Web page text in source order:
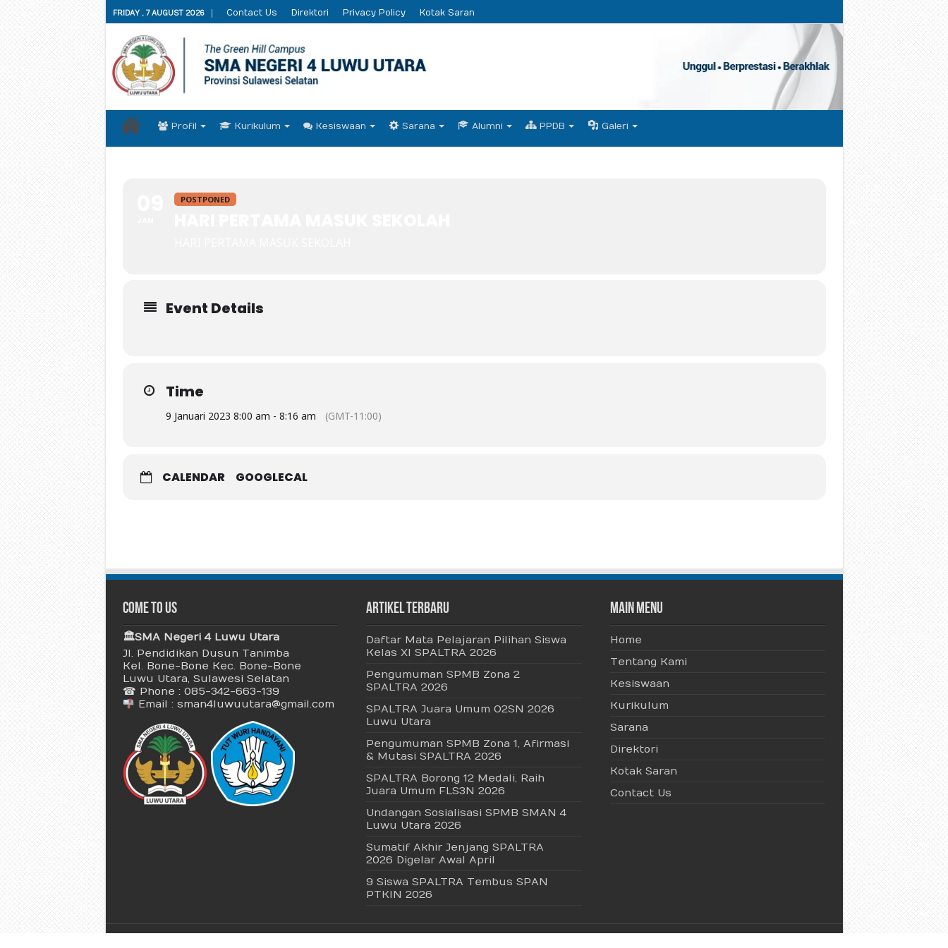
FRIDAY , 7 AUGUST 2026 Contact Us Direktori Privacy Policy Kotak Saran
Profil Kurikulum Kesiswaan Sarana Alumni PPDB Galeri
POSTPONED
Event Details
Time
9 Januari 2023 8:00 am - 8:16 am (GMT-11:00)
CALENDAR GOOGLECAL
Come To Us
🏛 SMA Negeri 4 Luwu Utara
Jl. Pendidikan Dusun Tanimba
Kel. Bone-Bone Kec. Bone-Bone
Luwu Utara, Sulawesi Selatan
☎ Phone : 085-342-663-139
Email : sman4luwuutara@gmail.com
Artikel Terbaru
Daftar Mata Pelajaran Pilihan Siswa
Kelas XI SPALTRA 2026
Pengumuman SPMB Zona 2
SPALTRA 2026
SPALTRA Juara Umum O2SN 2026
Luwu Utara
Pengumuman SPMB Zona 1, Afirmasi
& Mutasi SPALTRA 2026
SPALTRA Borong 12 Medali, Raih
Juara Umum FLS3N 2026
Undangan Sosialisasi SPMB SMAN 4
Luwu Utara 2026
Sumatif Akhir Jenjang SPALTRA
2026 Digelar Awal April
9 Siswa SPALTRA Tembus SPAN
PTKIN 2026
Main Menu
Home
Tentang Kami
Kesiswaan
Kurikulum
Sarana
Direktori
Kotak Saran
Contact Us